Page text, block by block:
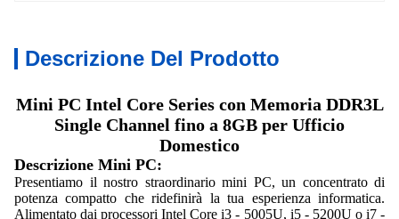
Descrizione Del Prodotto
Mini PC Intel Core Series con Memoria DDR3L
Single Channel fino a 8GB per Ufficio
Domestico
Descrizione Mini PC:
Presentiamo il nostro straordinario mini PC, un concentrato di
potenza compatto che ridefinirà la tua esperienza informatica.
Alimentato dai processori Intel Core i3 - 5005U, i5 - 5200U o i7 -